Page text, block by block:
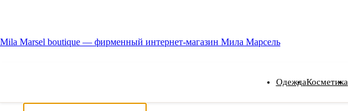
Mila Marsel boutique — фирменный интернет-магазин Мила Марсель
ОдеждаКосметика